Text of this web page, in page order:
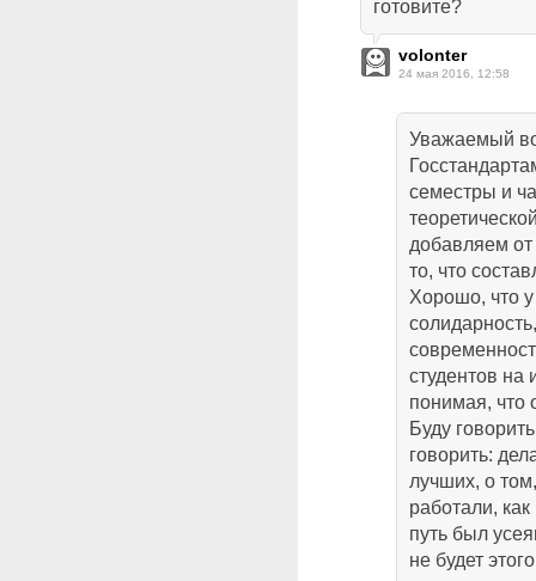
готовите?
volonter
24 мая 2016, 12:58
Уважаемый
семестры и
добавляем
то, что
Хорошо, что
студентов на
понимая, что
Буду
говорить:
лучших, о
работали,
путь был
не будет